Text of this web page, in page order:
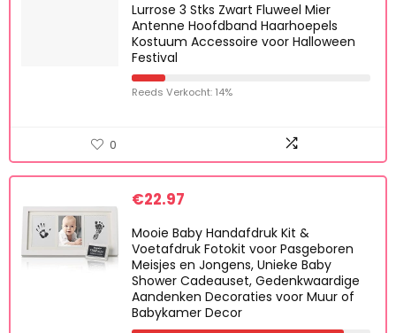
Lurrose 3 Stks Zwart Fluweel Mier
Antenne Hoofdband Haarhoepels
Kostuum Accessoire voor Halloween
Festival
Reeds Verkocht: 14%
0
€22.97
Mooie Baby Handafdruk Kit &
Voetafdruk Fotokit voor Pasgeboren
Meisjes en Jongens, Unieke Baby
Shower Cadeauset, Gedenkwaardige
Aandenken Decoraties voor Muur of
Babykamer Decor